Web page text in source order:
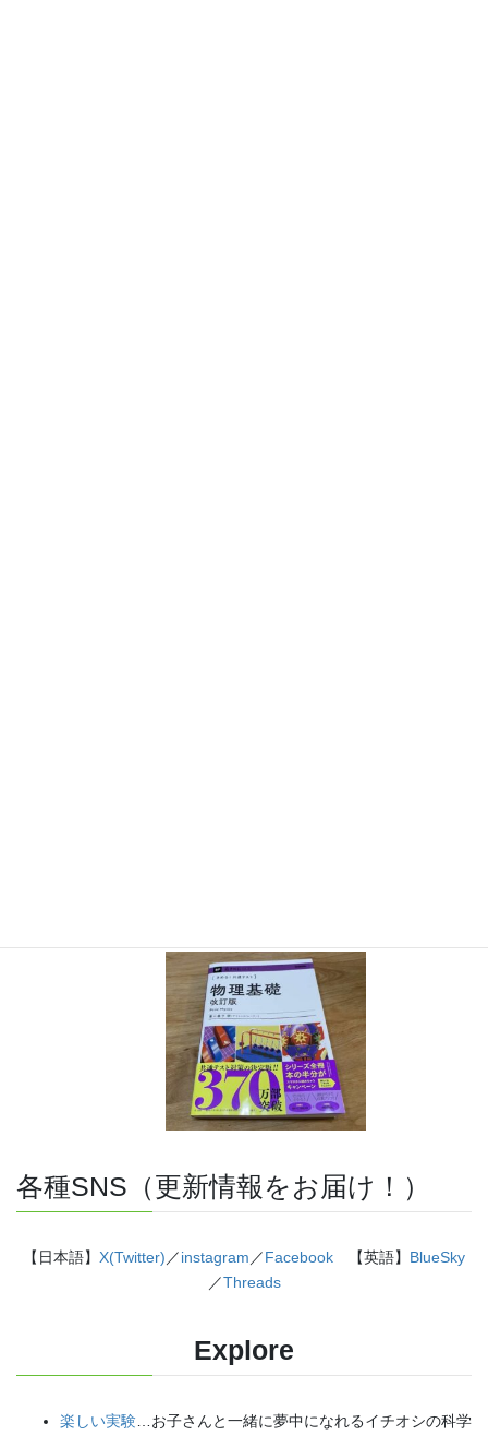
各種SNS（更新情報をお届け！）
【日本語】 X(Twitter) ／instagram ／Facebook 【英語】 BlueSky
／Threads
Explore
楽しい実験 …お子さんと一緒に夢中になれるイチオシの科学